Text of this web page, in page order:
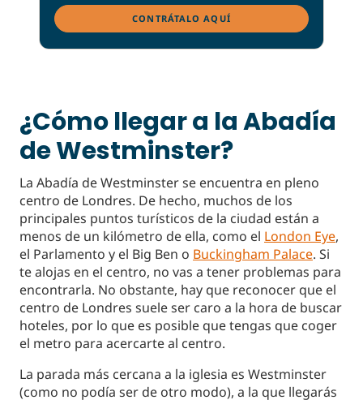
CONTRÁTALO AQUÍ
¿Cómo llegar a la Abadía
de Westminster?
La Abadía de Westminster se encuentra en pleno
centro de Londres. De hecho, muchos de los
principales puntos turísticos de la ciudad están a
menos de un kilómetro de ella, como el London Eye,
el Parlamento y el Big Ben o Buckingham Palace. Si
te alojas en el centro, no vas a tener problemas para
encontrarla. No obstante, hay que reconocer que el
centro de Londres suele ser caro a la hora de buscar
hoteles, por lo que es posible que tengas que coger
el metro para acercarte al centro.
La parada más cercana a la iglesia es Westminster
(como no podía ser de otro modo), a la que llegarás